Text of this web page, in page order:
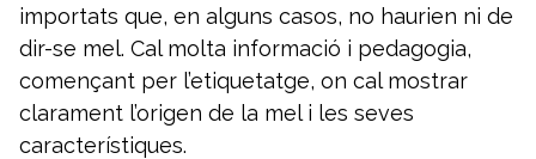
importats que, en alguns casos, no haurien ni de
dir-se mel. Cal molta informació i pedagogia,
començant per l’etiquetatge, on cal mostrar
clarament l’origen de la mel i les seves
característiques.